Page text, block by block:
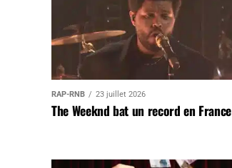
RAP-RNB 23 juillet 2026
The Weeknd bat un record en France